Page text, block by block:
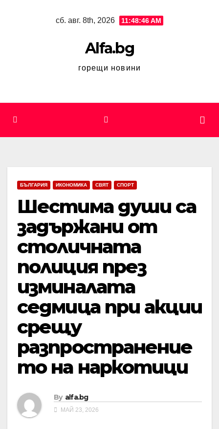
сб. авг. 8th, 2026 11:48:47 AM
Alfa.bg
горещи новини
БЪЛГАРИЯ ИКОНОМИКА СВЯТ СПОРТ
Шестима души са
задържани от
столичната
полиция през
изминалата
седмица при акции
срещу
разпространение
то на наркотици
By alfa.bg
МАЙ 23, 2026